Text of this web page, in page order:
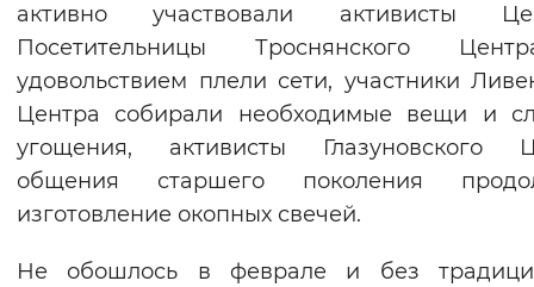
активно участвовали активисты
Посетительницы Троснянского
удовольствием плели сети, участники
Центра собирали необходимые вещи и
угощения, активисты Глазуновского
общения старшего поколения
изготовление окопных свечей.
Не обошлось в феврале и без